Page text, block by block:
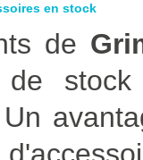
en stock
de
de
Un